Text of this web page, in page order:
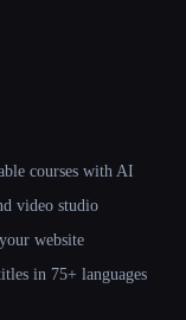
courses with AI
video studio
website
in 75+ languages